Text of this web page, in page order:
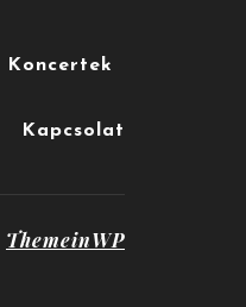
Koncertek
Kapcsolat
ThemeinWP